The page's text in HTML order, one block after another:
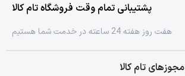
پشتیبانی تمام وقت فروشگاه تام کالا
هفت روز هفته 24 ساعته در خدمت شما هستیم
مجوزهای تام کالا